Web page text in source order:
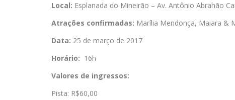
Local: Esplanada do Mineirão – Av. Antônio Abrahão
Atrações confirmadas: Marília Mendonça, Maiara &
Data: 25 de março de 2017
Horário: 16h
Valores de ingressos:
Pista: R$60,00